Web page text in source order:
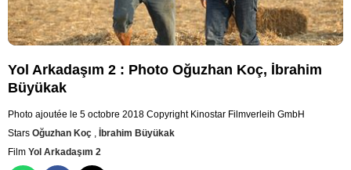
Yol Arkadaşım 2 : Photo Oğuzhan Koç, İbrahim
Büyükak
Photo ajoutée le 5 octobre 2018 Copyright Kinostar Filmverleih GmbH
Stars Oğuzhan Koç , İbrahim Büyükak
Film Yol Arkadaşım 2